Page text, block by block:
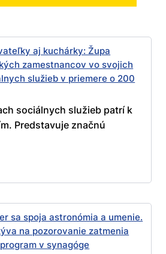
aj kuchárky: Župa
zamestnancov vo svojich
služieb v priemere o 200
sociálnych služieb patrí k
Predstavuje značnú
sa spoja astronómia a umenie.
na pozorovanie zatmenia
v synagóge